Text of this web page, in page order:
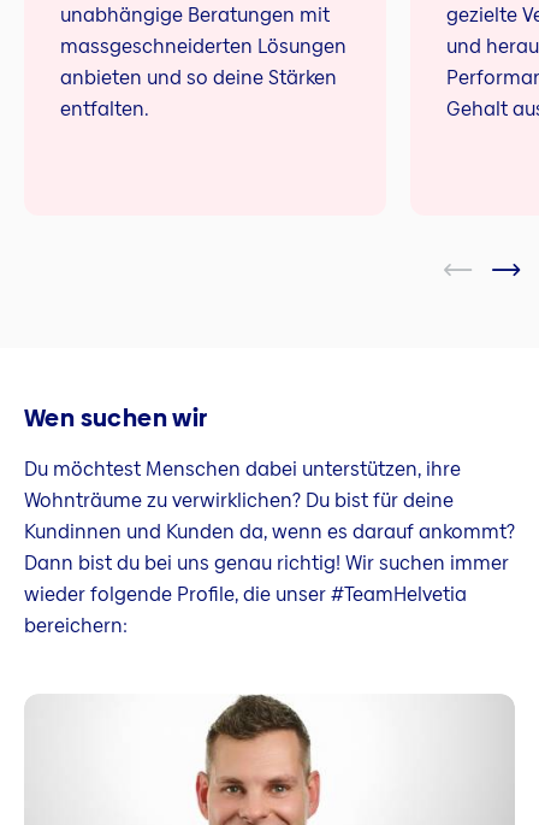
unabhängige Beratungen mit
massgeschneiderten Lösungen
anbieten und so deine Stärken
entfalten.
gezielte
und
Gehalt
Wen suchen wir
Du möchtest Menschen dabei unterstützen, ihre
Wohnträume zu verwirklichen? Du bist für deine
Kundinnen und Kunden da, wenn es darauf ankommt?
Dann bist du bei uns genau richtig! Wir suchen immer
wieder folgende Profile, die unser #TeamHelvetia
bereichern: